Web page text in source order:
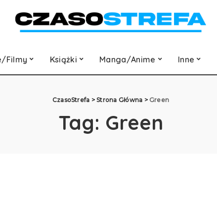
Filmy Książki Manga/Anime Inne
CzasoStrefa >Strona Główna > Green
Tag: Green